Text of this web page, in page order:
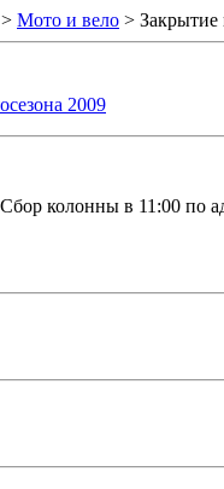
> Мото и вело > Закрытие
2009
Сбор колонны в 11:00